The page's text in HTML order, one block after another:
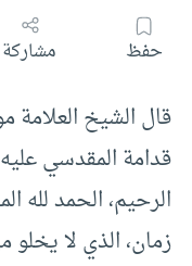
حفظ مشاركة
قال الشيخ العلامة
قدامة المقدسي
الرحيم، الحمد لله
زمان، الذي لا